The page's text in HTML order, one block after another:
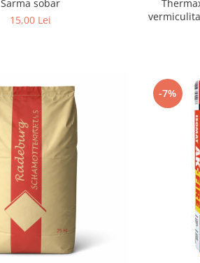
Sarma sobar
15,00 Lei
-7%